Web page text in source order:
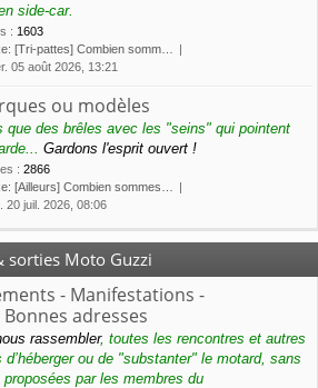
side-car.
: 1603
[Tri-pattes] Combien somm…
05 août 2026, 13:21
ou modèles
que des brêles avec les "seins" qui pointent
Gardons l'esprit ouvert !
: 2866
[Ailleurs] Combien sommes…
20 juil. 2026, 08:06
sorties Moto Guzzi
- Manifestations -
adresses
rassembler, toutes les rencontres et autres
ou de "substanter" le motard, sans
par les membres du